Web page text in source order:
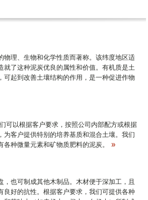
物理、生物和化学性质而著称。该纬度地区适
就了这种泥炭优良的属性和价值。有机质是土
可起到改善土壤结构的作用，是一种促进作物
可以根据客户要求，按照公司内部配方或根据
为客户提供特别的培养基质和混合土壤。我们
种微量元素和矿物质肥料的泥炭。
，也可制成其他木制品。木材便于深加工，且
良好的抗性。根据客户要求，我们可提供各种